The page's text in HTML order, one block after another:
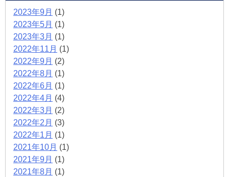
2023年9月 (1)
2023年5月 (1)
2023年3月 (1)
2022年11月 (1)
2022年9月 (2)
2022年8月 (1)
2022年6月 (1)
2022年4月 (4)
2022年3月 (2)
2022年2月 (3)
2022年1月 (1)
2021年10月 (1)
2021年9月 (1)
2021年8月 (1)